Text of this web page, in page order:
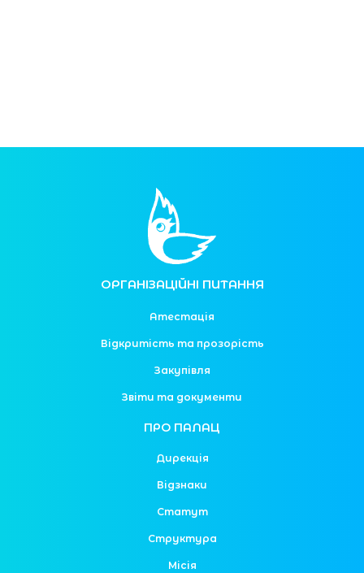
ОРГАНІЗАЦІЙНІ ПИТАННЯ
Атестація
Відкритість та прозорість
Закупівля
Звіти та документи
ПРО ПАЛАЦ
Дирекція
Відзнаки
Статут
Структура
Місія